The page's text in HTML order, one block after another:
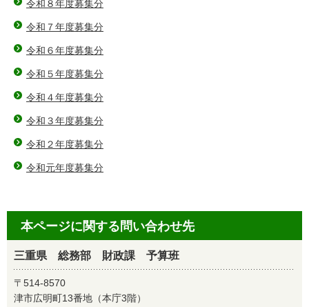
令和８年度募集分
令和７年度募集分
令和６年度募集分
令和５年度募集分
令和４年度募集分
令和３年度募集分
令和２年度募集分
令和元年度募集分
本ページに関する問い合わせ先
三重県 総務部 財政課 予算班
〒514-8570
津市広明町13番地（本庁3階）